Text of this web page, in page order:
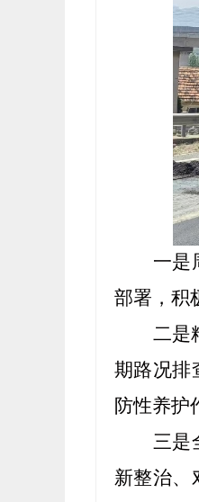
一是
部署，积
二是
期路况排
防性养护
三是
新整治、